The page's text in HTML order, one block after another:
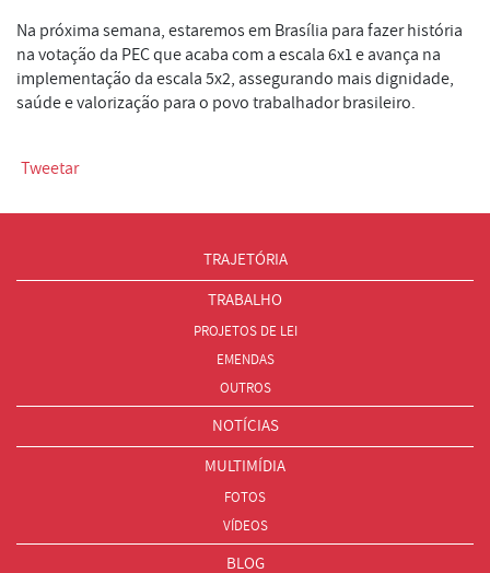
Na próxima semana, estaremos em Brasília para fazer história
na votação da PEC que acaba com a escala 6x1 e avança na
implementação da escala 5x2, assegurando mais dignidade,
saúde e valorização para o povo trabalhador brasileiro.
Tweetar
TRAJETÓRIA
TRABALHO
PROJETOS DE LEI
EMENDAS
OUTROS
NOTÍCIAS
MULTIMÍDIA
FOTOS
VÍDEOS
BLOG